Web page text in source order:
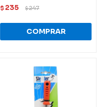
$ 235 $247